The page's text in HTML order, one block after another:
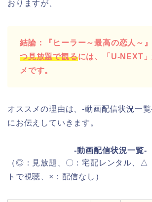
おりますが、
結論：『ヒーラー～最高の恋人～
つ見放題で観るには、「U-NEXT
メです。
オススメの理由は、-動画配信状況一
にお伝えしていきます。
-動画配信状況一覧-
（◎：見放題、〇：宅配レンタル、△
トで視聴、×：配信なし）